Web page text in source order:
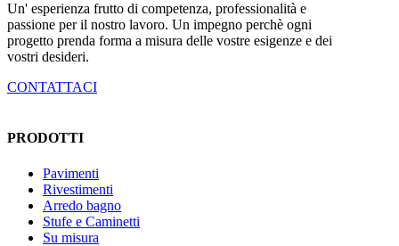
Un' esperienza frutto di competenza, professionalità e
passione per il nostro lavoro. Un impegno perchè ogni
progetto prenda forma a misura delle vostre esigenze e dei
vostri desideri.
CONTATTACI
PRODOTTI
Pavimenti
Rivestimenti
Arredo bagno
Stufe e Caminetti
Su misura